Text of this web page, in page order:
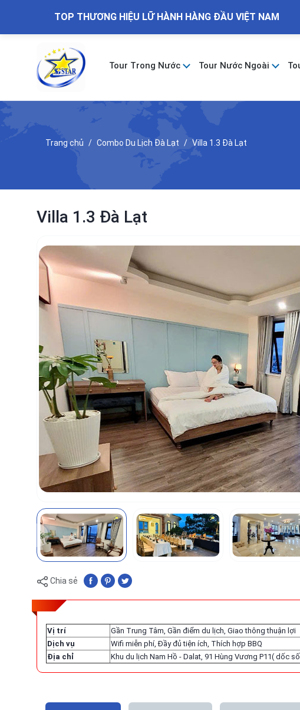
TOP THƯƠNG HIỆU LỮ HÀNH HÀNG ĐẦU VIỆT NAM
Tour Trong Nước Tour Nước Ngoài
Trang chủ Combo Du Lịch Đà Lạt Villa 1.3 Đà Lạt
Villa 1.3 Đà Lạt
Chia sẻ
Vị trí
Gần Trung Tâm, Gần điểm du lịch, Giao thông thuận lợi
Dịch vụ
Wifi miễn phí, Đầy đủ tiện ích, Thích hợp BBQ
Địa chỉ
Khu du lịch Nam Hồ - Dalat, 91 Hùng Vương P11( dốc